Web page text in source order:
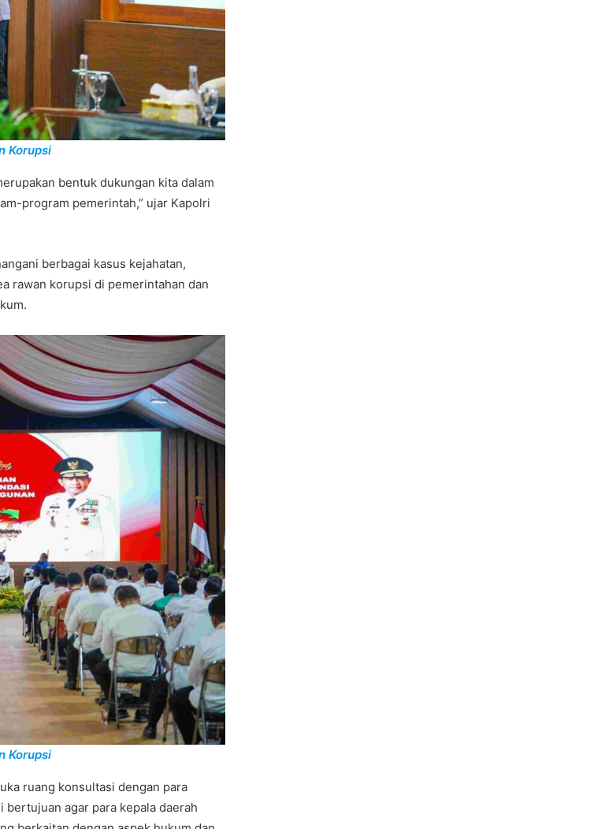
Korupsi
bentuk dukungan kita dalam
program pemerintah,” ujar Kapolri
berbagai kasus kejahatan,
rawan korupsi di pemerintahan dan
Korupsi
ruang konsultasi dengan para
bertujuan agar para kepala daerah